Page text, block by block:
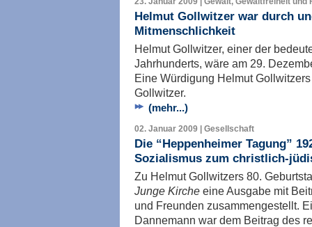
Helmut Gollwitzer war durch
Mitmenschlichkeit
Helmut Gollwitzer, einer der
Jahrhunderts, wäre am 29.
Eine Würdigung Helmut
Gollwitzer.
(mehr...)
02. Januar 2009 | Gesellschaft
Die “Heppenheimer Tagung”
Sozialismus zum christlich-
Zu Helmut Gollwitzers 80.
Junge Kirche eine Ausgabe mit
und Freunden zusammengestellt.
Dannemann war dem Beitrag des